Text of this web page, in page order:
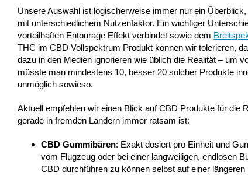
Unsere Auswahl ist logischerweise immer nur ein
mit unterschiedlichem Nutzenfaktor. Ein wichtiger
vorteilhaften Entourage Effekt verbindet sowie dem
THC im CBD Vollspektrum Produkt können wir tolerieren,
dazu in den Medien ignorieren wie üblich die Realität – um
müsste man mindestens 10, besser 20 solcher Produkte
unmöglich sowieso.
Aktuell empfehlen wir einen Blick auf CBD Produkte für die
gerade in fremden Ländern immer ratsam ist:
CBD Gummibären: Exakt dosiert pro Einheit und
vom Flugzeug oder bei einer langweiligen, endlosen
CBD durchführen zu können selbst auf einer längeren